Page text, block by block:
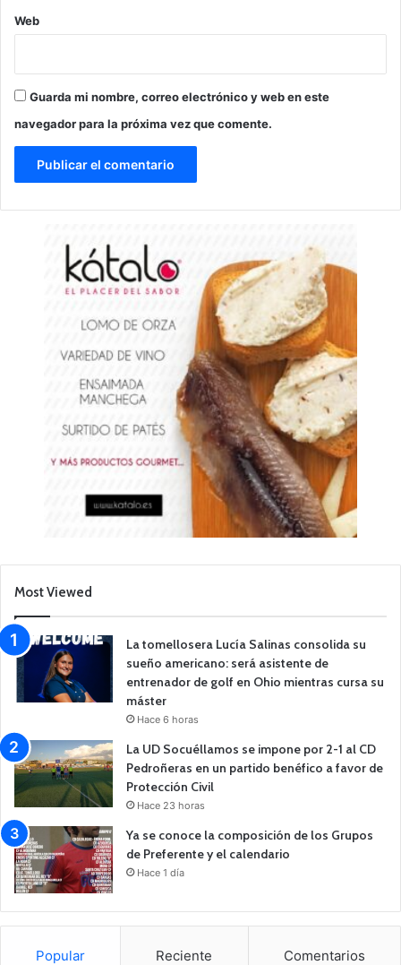
Web
Guarda mi nombre, correo electrónico y web en este
navegador para la próxima vez que comente.
Most Viewed
La tomellosera Lucía Salinas consolida su
sueño americano: será asistente de
entrenador de golf en Ohio mientras cursa su
máster
Hace 6 horas
La UD Socuéllamos se impone por 2-1 al CD
Pedroñeras en un partido benéfico a favor de
Protección Civil
Hace 23 horas
Ya se conoce la composición de los Grupos
de Preferente y el calendario
Hace 1 día
Popular Reciente Comentarios